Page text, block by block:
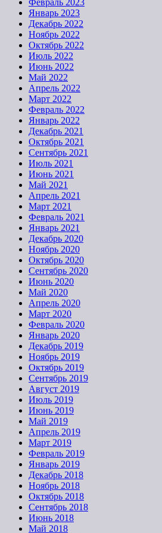
Январь 2023
Декабрь 2022
Ноябрь 2022
Октябрь 2022
Июль 2022
Июнь 2022
Май 2022
Апрель 2022
Март 2022
Февраль 2022
Январь 2022
Декабрь 2021
Октябрь 2021
Сентябрь 2021
Июль 2021
Июнь 2021
Май 2021
Апрель 2021
Март 2021
Февраль 2021
Январь 2021
Декабрь 2020
Ноябрь 2020
Октябрь 2020
Сентябрь 2020
Июнь 2020
Май 2020
Апрель 2020
Март 2020
Февраль 2020
Январь 2020
Декабрь 2019
Ноябрь 2019
Октябрь 2019
Сентябрь 2019
Август 2019
Июль 2019
Июнь 2019
Май 2019
Апрель 2019
Март 2019
Февраль 2019
Январь 2019
Декабрь 2018
Ноябрь 2018
Октябрь 2018
Сентябрь 2018
Июнь 2018
Май 2018